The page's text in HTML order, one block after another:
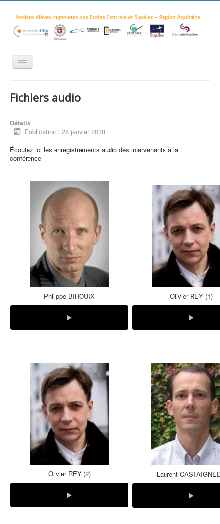
Actualités
Evénements
Ecoles "Centrale"
Conférence Climat 2012
Fichiers audio
Détails
Publication : 28 janvier 2018
Écoutez ici les enregistrements audio des intervenants à la
conférence
Philippe BIHOUIX Olivier REY (1)
Olivier REY (2) Laurent